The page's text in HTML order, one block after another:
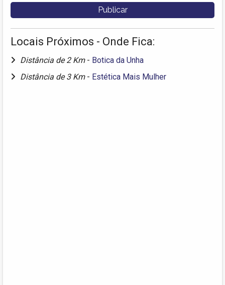
Locais Próximos - Onde Fica:
Distância de 2 Km - Botica da Unha
Distância de 3 Km - Estética Mais Mulher